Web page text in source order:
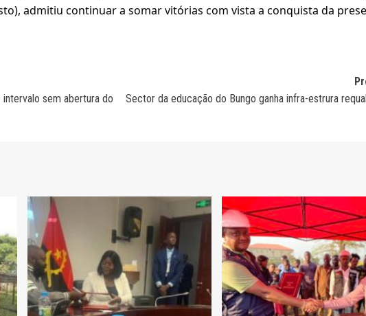
admitiu continuar a somar vitórias com vista a conquista da
sem abertura do
Sector da educação do Bungo ganha infra-estrura